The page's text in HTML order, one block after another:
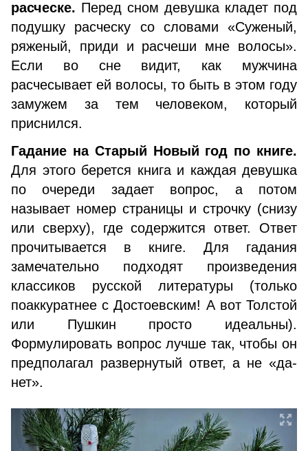
расческе. Перед сном девушка кладет под
подушку расческу со словами «Суженый,
ряженый, приди и расчеши мне волосы».
Если во сне видит, как мужчина
расчесывает ей волосы, то быть в этом году
замужем за тем человеком, который
приснился.
Гадание на Старый Новый год по книге.
Для этого берется книга и каждая девушка
по очереди задает вопрос, а потом
называет номер страницы и строчку (снизу
или сверху), где содержится ответ. Ответ
прочитывается в книге. Для гадания
замечательно подходят произведения
классиков русской литературы (только
поаккуратнее с Достоевским! А вот Толстой
или Пушкин просто идеальны).
Формулировать вопрос лучше так, чтобы он
предполагал развернутый ответ, а не «да-
нет».